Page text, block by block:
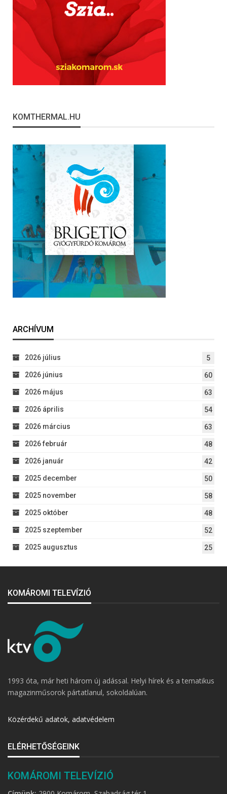
KOMTHERMAL.HU
ARCHÍVUM
2026 július 5
2026 június 60
2026 május 63
2026 április 54
2026 március 63
2026 február 48
2026 január 42
2025 december 50
2025 november 58
2025 október 48
2025 szeptember 52
2025 augusztus 25
KOMÁROMI TELEVÍZIÓ
1993 óta, már heti három új adással. Helyi hírek és a tematikus
magazinműsorok pártatlanul, sokoldalúan.
Közérdekű adatok, adatvédelem
ELÉRHETŐSÉGEINK
KOMÁROMI TELEVÍZIÓ